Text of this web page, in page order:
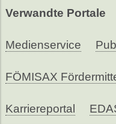
Verwandte Portale
Medienservice
FÖMISAX
Karriereportal